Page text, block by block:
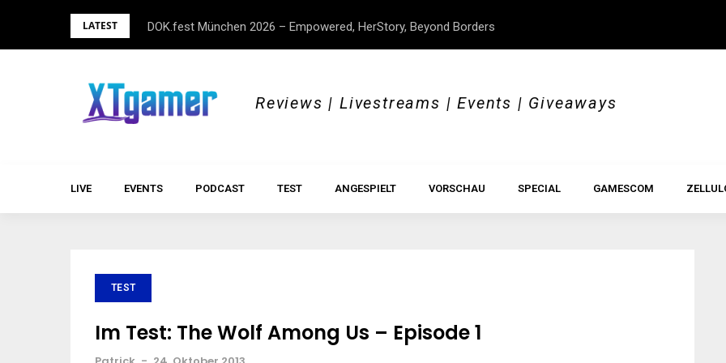
LATEST DOK.fest München 2026 – Empowered, HerStory, Beyond Borders
Reviews | Livestreams | Events | Giveaways
LIVE EVENTS PODCAST TEST ANGESPIELT VORSCHAU SPECIAL GAMESCOM
TEST
Im Test: The Wolf Among Us – Episode 1